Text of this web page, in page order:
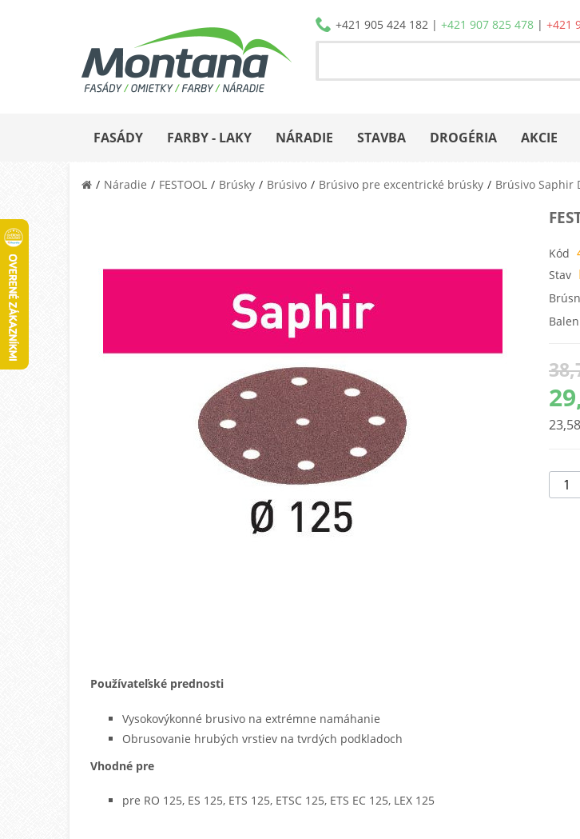
+421 905 424 182| +421 907 825 478| +421
FASÁDY FARBY - LAKY NÁRADIE STAVBA DROGÉRIA AKCIE
Náradie FESTOOL Brúsky Brúsivo Brúsivo pre excentrické brúsky Brúsivo Saphir
Kód
Stav
Používateľské prednosti
Vysokovýkonné brusivo na extrémne namáhanie
Obrusovanie hrubých vrstiev na tvrdých podkladoch
Vhodné pre
pre RO 125, ES 125, ETS 125, ETSC 125, ETS EC 125, LEX 125